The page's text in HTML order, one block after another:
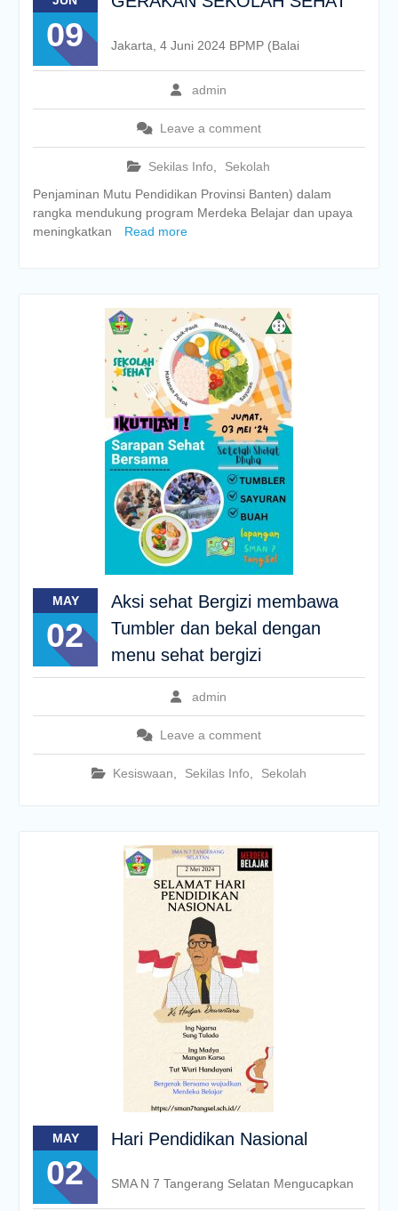
09
admin
Leave a comment
Sekilas Info Sekolah
Jakarta, 4 Juni 2024 BPMP (Balai
Penjaminan Mutu Pendidikan Provinsi Banten) dalam
rangka mendukung program Merdeka Belajar dan upaya
meningkatkan
Read more
MAY
02
Aksi sehat Bergizi membawa
Tumbler dan bekal dengan
menu sehat bergizi
admin
Leave a comment
Kesiswaan Sekilas Info Sekolah
MAY
02
Hari Pendidikan Nasional
SMA N 7 Tangerang Selatan Mengucapkan